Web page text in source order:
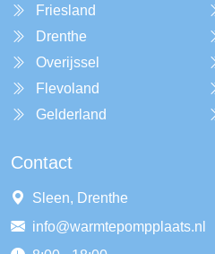
Friesland
Drenthe
Overijssel
Flevoland
Gelderland
Contact
Sleen, Drenthe
info@warmtepompplaats.nl